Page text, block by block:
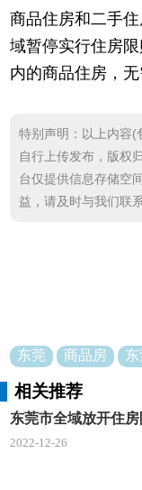
商品住房和二手
域暂停实行住房
内的商品住房，无
特别声明：以上内容(
自行上传发布，版权
台仅提供信息存储空
益，请及时与我们联
东莞 商品房
相关推荐
2022-12-26